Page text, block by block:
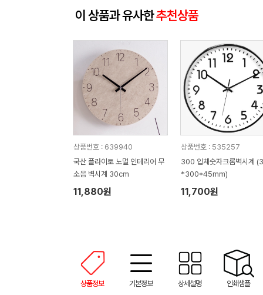
이 상품과 유사한추천상품
상품번호 : 639940
국산 플라이토 노멀 인테리어 무
소음 벽시계 30cm
11,880원
상품번호 : 535257
300 입체숫자크롬벽시계
*300*45mm)
11,700원
상품정보 기본정보 상세설명 인쇄샘플